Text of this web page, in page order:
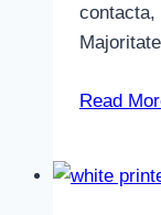
contacta,
Read